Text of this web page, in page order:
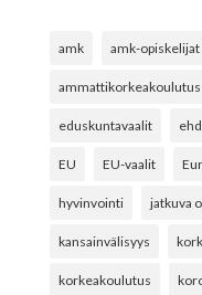
amk amk-opiskelijat
ammattikorkeakoulutus
eduskuntavaalit
EU EU-vaalit
hyvinvointi jatkuva
kansainvälisyys
korkeakoulutus